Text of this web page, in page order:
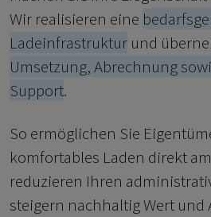
Wir realisieren eine
Ladeinfrastruktur und
Umsetzung, Abrechnung
Support.
So ermöglichen Sie
komfortables Laden direkt
reduzieren Ihren
steigern nachhaltig Wert